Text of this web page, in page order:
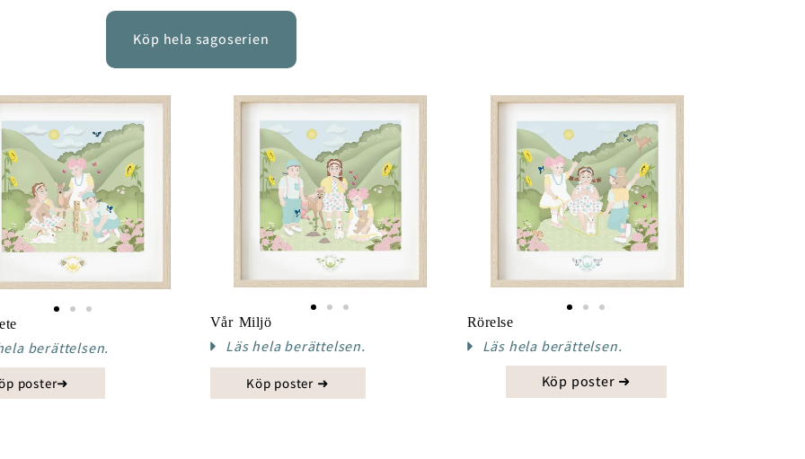
Köp hela sagoserien
berättelsen.
poster➜
Vår Miljö
Läs hela berättelsen.
Köp poster ➜
Rörelse
Läs hela berättelsen.
Köp poster ➜